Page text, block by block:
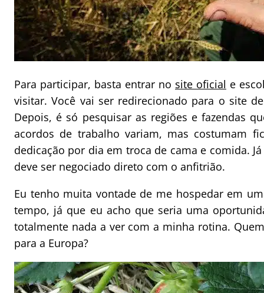
Para participar, basta entrar no site oficial e
visitar. Você vai ser redirecionado para o site
Depois, é só pesquisar as regiões e fazendas
acordos de trabalho variam, mas costumam
dedicação por dia em troca de cama e comida.
deve ser negociado direto com o anfitrião.
Eu tenho muita vontade de me hospedar em
tempo, já que eu acho que seria uma
totalmente nada a ver com a minha rotina.
para a Europa?